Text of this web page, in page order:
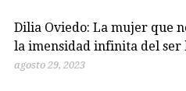
Dilia Oviedo: La mujer que
la imensidad infinita del ser
agosto 29, 2023